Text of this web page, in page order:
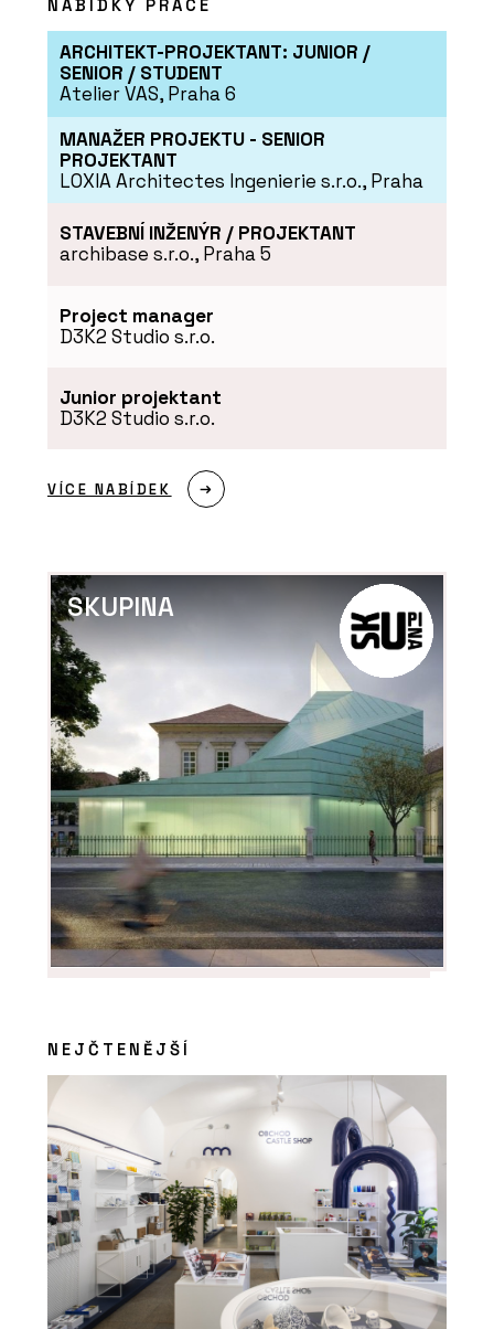
PRODUKTY
Akustický vinyl Sarlon a
Modul’Up - Forbo Flooring
Systems
ČLÁNKY
trendy designu
Luxusní vinylové dílce
Allura - Forbo Flooring
Systems
NABÍDKY PRÁCE
ARCHITEKT-PROJEKTANT: JUNIOR /
SENIOR / STUDENT
Atelier VAS, Praha 6
MANAŽER PROJEKTU - SENIOR
PROJEKTANT
LOXIA Architectes Ingenierie s.r.o., Praha
STAVEBNÍ INŽENÝR / PROJEKTANT
archibase s.r.o., Praha 5
Project manager
D3K2 Studio s.r.o.
Junior projektant
D3K2 Studio s.r.o.
VÍCE NABÍDEK
SKUPINA
NEJČTENĚJŠÍ